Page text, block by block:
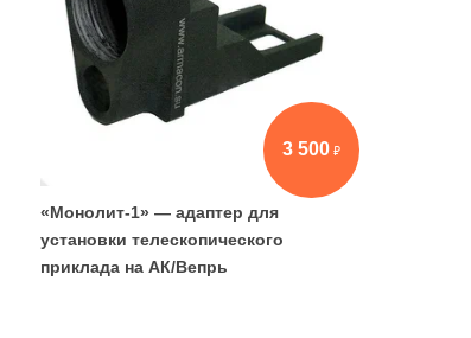
3 500
«Монолит-1» — адаптер для
установки телескопического
приклада на АК/Вепрь